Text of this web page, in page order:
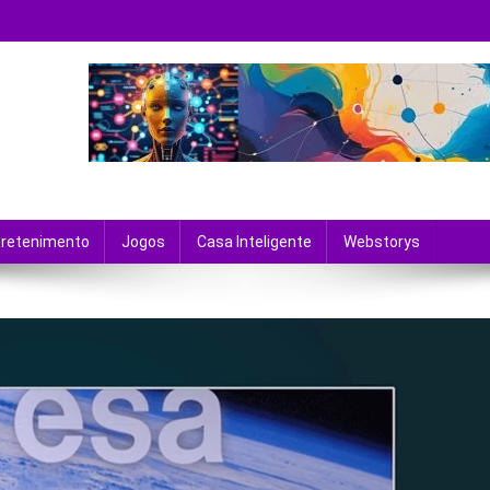
Jogos Casa Inteligente Webstorys